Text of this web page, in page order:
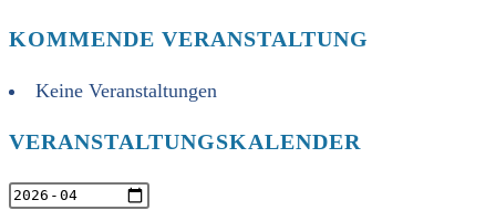
KOMMENDE VERANSTALTUNG
Keine Veranstaltungen
VERANSTALTUNGSKALENDER